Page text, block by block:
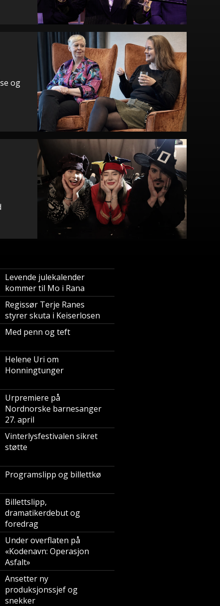
og
Levende julekalender
kommer til Mo i Rana
Regissør Terje Ranes
styrer skuta i Keiserlosen
Med penn og teft
Helene Uri om
Honningtunger
Urpremiere på
Nordnorske barnesanger
27. april
Vinterlysfestivalen sikret
støtte
Programslipp og billettkø
Billettslipp,
dramatikerdebut og
foredrag
Under overflaten på
«Kodenavn: Operasjon
Asfalt»
Ansetter ny
produksjonssjef og
snekker